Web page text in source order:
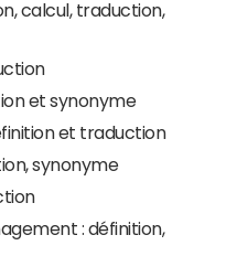
calcul, traduction,
et synonyme
et traduction
synonyme
: définition,